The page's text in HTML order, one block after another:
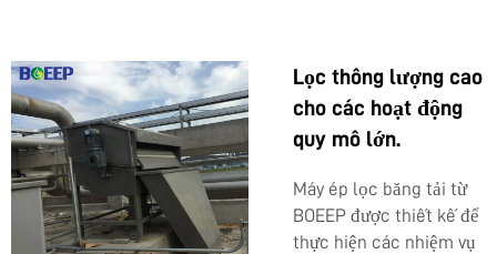
Lọc thông lượng cao
cho các hoạt động
quy mô lớn.
Máy ép lọc băng tải từ
BOEEP được thiết kế để
thực hiện các nhiệm vụ